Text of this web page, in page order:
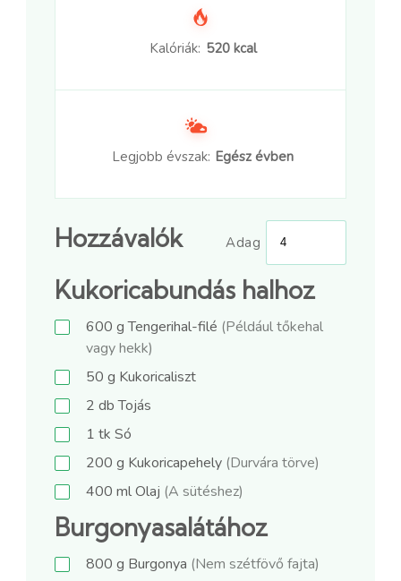
Kalóriák: 520 kcal
Legjobb évszak: Egész évben
Hozzávalók Adag
Kukoricabundás halhoz
600 gTengerihal-filé (Például tőkehal
vagy hekk)
50 g Kukoricaliszt
2 dbTojás
1 tk Só
200 g Kukoricapehely (Durvára törve)
400 mlOlaj (A sütéshez)
Burgonyasalátához
800 g Burgonya (Nem szétfövő fajta)